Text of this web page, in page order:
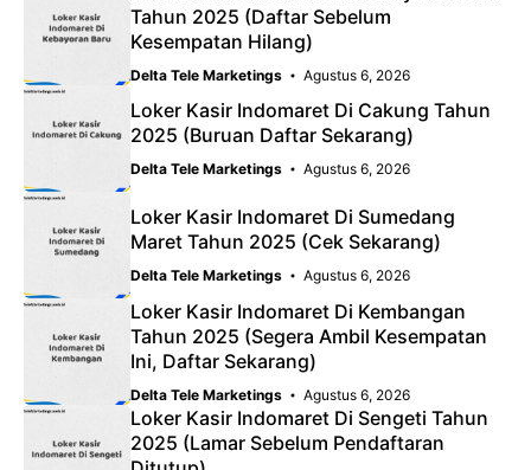
Tahun 2025 (Daftar Sebelum
Kesempatan Hilang)
Delta Tele Marketings Agustus 6, 2026
Loker Kasir Indomaret Di Cakung Tahun
2025 (Buruan Daftar Sekarang)
Delta Tele Marketings Agustus 6, 2026
Loker Kasir Indomaret Di Sumedang
Maret Tahun 2025 (Cek Sekarang)
Delta Tele Marketings Agustus 6, 2026
Loker Kasir Indomaret Di Kembangan
Tahun 2025 (Segera Ambil Kesempatan
Ini, Daftar Sekarang)
Delta Tele Marketings Agustus 6, 2026
Loker Kasir Indomaret Di Sengeti Tahun
2025 (Lamar Sebelum Pendaftaran